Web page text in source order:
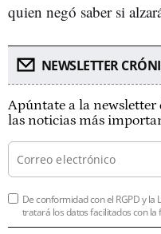
quien negó saber si
NEWSLETTER
Apúntate a la
las noticias más
De conformidad con el RGPD y la
tratará los datos facilitados con